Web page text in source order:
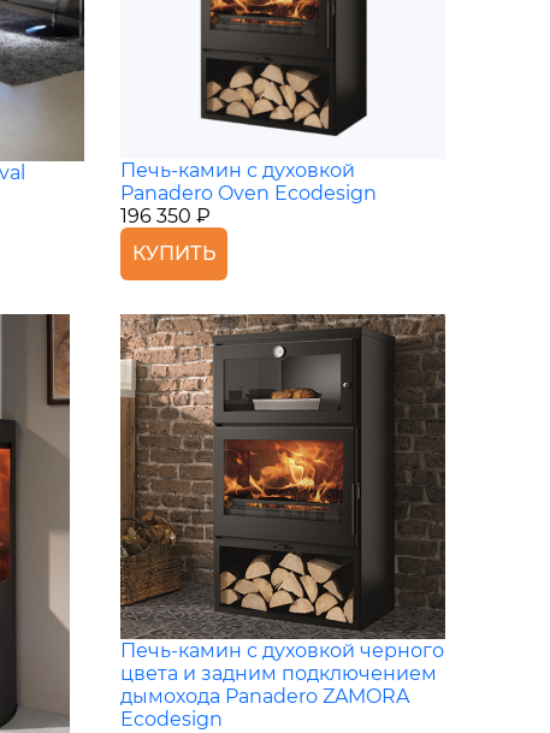
Печь-камин с духовкой
Panadero Oven Ecodesign
196 350 ₽
КУПИТЬ
Печь-камин с духовкой черного
цвета и задним подключением
дымохода Panadero ZAMORA
Ecodesign